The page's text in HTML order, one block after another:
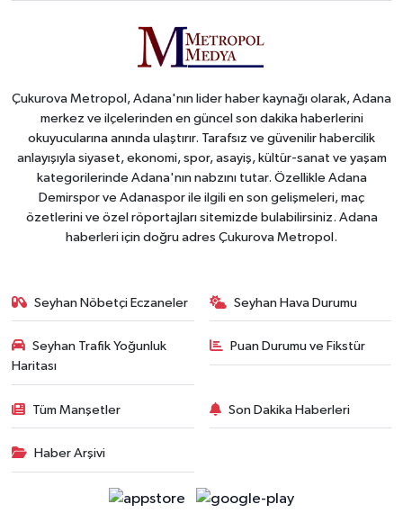
Çukurova Metropol, Adana'nın lider haber kaynağı olarak, Adana
merkez ve ilçelerinden en güncel son dakika haberlerini
okuyucularına anında ulaştırır. Tarafsız ve güvenilir habercilik
anlayışıyla siyaset, ekonomi, spor, asayiş, kültür-sanat ve yaşam
kategorilerinde Adana'nın nabzını tutar. Özellikle Adana
Demirspor ve Adanaspor ile ilgili en son gelişmeleri, maç
özetlerini ve özel röportajları sitemizde bulabilirsiniz. Adana
haberleri için doğru adres Çukurova Metropol.
Seyhan Nöbetçi Eczaneler Seyhan Hava Durumu
Seyhan Trafik Yoğunluk
Haritası
Puan Durumu ve Fikstür
Tüm Manşetler Son Dakika Haberleri
Haber Arşivi